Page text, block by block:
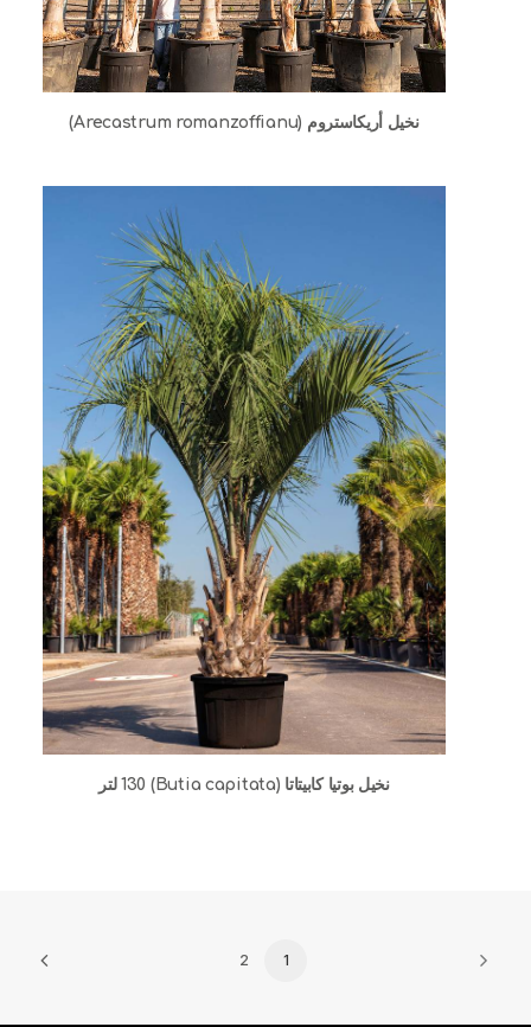
نخيل أريكاستروم (Arecastrum romanzoffianu)
نخيل بوتيا كابيتاتا (Butia capitata) 130 لتر
1
2